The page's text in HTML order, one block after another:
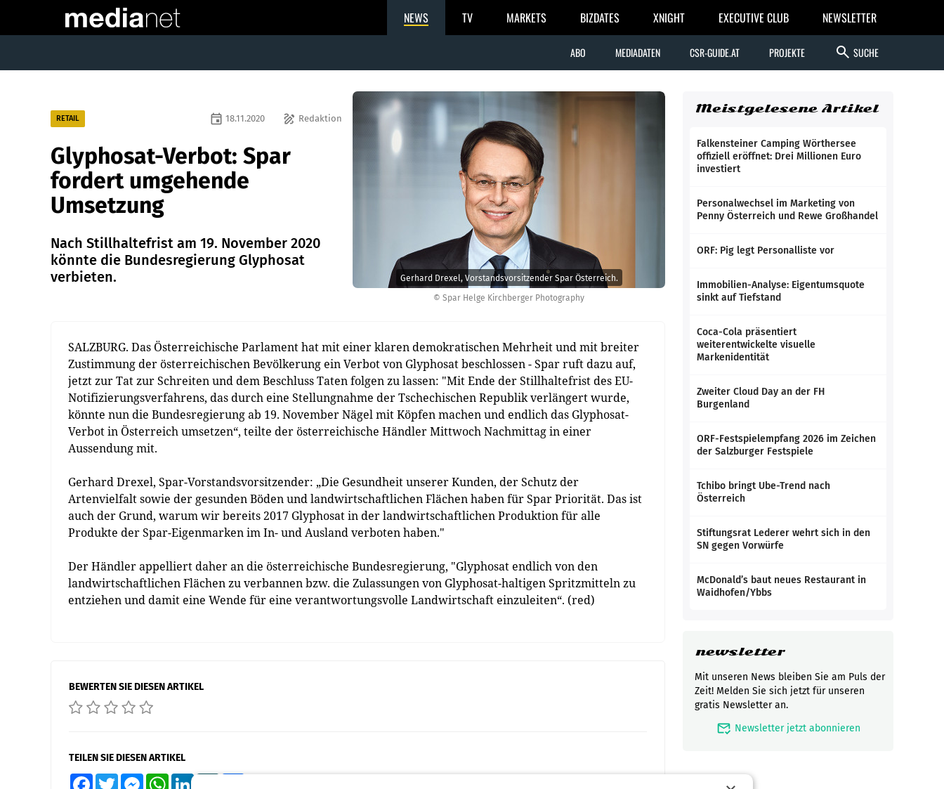
NEWS TV MARKETS BIZDATES XNIGHT EXECUTIVE CLUB NEWSLETTER
ABO MEDIADATEN CSR-GUIDE.AT PROJEKTE search SUCHE
© Spar Helge Kirchberger Photography
Gerhard Drexel, Vorstandsvorsitzender Spar Österreich.
RETAIL draw Redaktion
event 18.11.2020
Glyphosat-Verbot: Spar
fordert umgehende
Umsetzung
Nach Stillhaltefrist am 19. November 2020
könnte die Bundesregierung Glyphosat
verbieten.
SALZBURG. Das Österreichische Parlament hat mit einer klaren demokratischen Mehrheit und mit breiter
Zustimmung der österreichischen Bevölkerung ein Verbot von Glyphosat beschlossen - Spar ruft dazu auf,
jetzt zur Tat zur Schreiten und dem Beschluss Taten folgen zu lassen: "Mit Ende der Stillhaltefrist des EU-
Notifizierungsverfahrens, das durch eine Stellungnahme der Tschechischen Republik verlängert wurde,
könnte nun die Bundesregierung ab 19. November Nägel mit Köpfen machen und endlich das Glyphosat-
Verbot in Österreich umsetzen“, teilte der österreichische Händler Mittwoch Nachmittag in einer
Aussendung mit.
Gerhard Drexel, Spar-Vorstandsvorsitzender: „Die Gesundheit unserer Kunden, der Schutz der
Artenvielfalt sowie der gesunden Böden und landwirtschaftlichen Flächen haben für Spar Priorität. Das ist
auch der Grund, warum wir bereits 2017 Glyphosat in der landwirtschaftlichen Produktion für alle
Produkte der Spar-Eigenmarken im In- und Ausland verboten haben."
Der Händler appelliert daher an die österreichische Bundesregierung, "Glyphosat endlich von den
landwirtschaftlichen Flächen zu verbannen bzw. die Zulassungen von Glyphosat-haltigen Spritzmitteln zu
entziehen und damit eine Wende für eine verantwortungsvolle Landwirtschaft einzuleiten“. (red)
BEWERTEN SIE DIESEN ARTIKEL
TEILEN SIE DIESEN ARTIKEL
FacebookTwitter MessengerWhatsApp
Meistgelesene Artikel
Falkensteiner Camping Wörthersee
offiziell eröffnet: Drei Millionen Euro
investiert
Personalwechsel im Marketing von
Penny Österreich und Rewe Großhandel
ORF: Pig legt Personalliste vor
Immobilien-Analyse: Eigentumsquote
sinkt auf Tiefstand
Coca-Cola präsentiert
weiterentwickelte visuelle
Markenidentität
Zweiter Cloud Day an der FH
Burgenland
ORF-Festspielempfang 2026 im Zeichen
der Salzburger Festspiele
Tchibo bringt Ube-Trend nach
Österreich
Stiftungsrat Lederer wehrt sich in den
SN gegen Vorwürfe
McDonald’s baut neues Restaurant in
Waidhofen/Ybbs
newsletter
Mit unseren News bleiben Sie am Puls der
Zeit! Melden Sie sich jetzt für unseren
gratis Newsletter an.
mark_email_read Newsletter jetzt abonnieren